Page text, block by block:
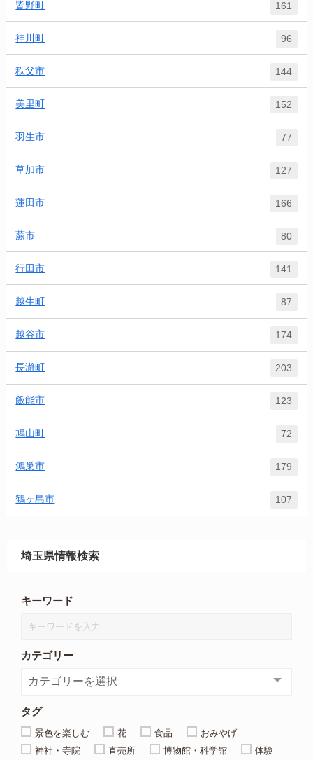
皆野町 161
神川町 96
秩父市 144
美里町 152
羽生市 77
草加市 127
蓮田市 166
蕨市 80
行田市 141
越生町 87
越谷市 174
長瀞町 203
飯能市 123
鳩山町 72
鴻巣市 179
鶴ヶ島市 107
埼玉県情報検索
キーワード
カテゴリー
タグ
景色を楽しむ 花 食品
おみやげ
神社・寺院
直売所 博物館・科学館 体験